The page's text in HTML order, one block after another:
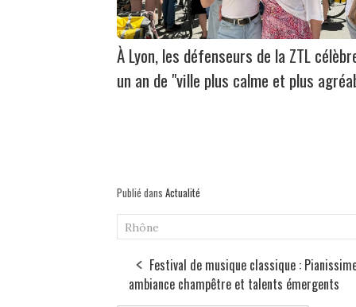
À Lyon, les défenseurs de la ZTL
un an de "ville plus calme et plus
Publié dans Actualité
Rhône
Festival de musique classique :
ambiance champêtre et talents émergents